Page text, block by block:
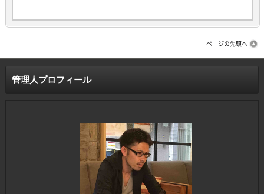
管理人プロフィール